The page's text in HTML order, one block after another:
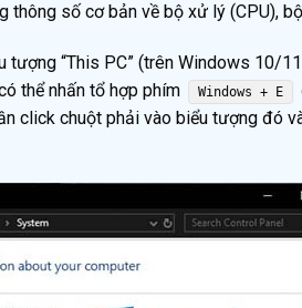
thông số cơ bản về bộ xử lý (CPU),
“This PC” (trên Windows 10/
thể nhấn tổ hợp phím
Windows + E
click chuột phải vào biểu tượng đó